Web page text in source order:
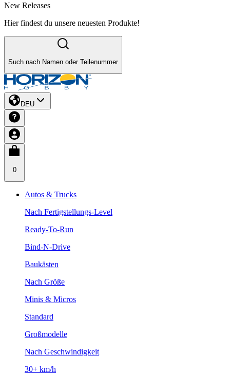
New Releases
Hier findest du unsere neuesten Produkte!
Such nach Namen oder Teilenummer
DEU
0
Autos & Trucks
Nach Fertigstellungs-Level
Ready-To-Run
Bind-N-Drive
Baukästen
Nach Größe
Minis & Micros
Standard
Großmodelle
Nach Geschwindigkeit
30+ km/h